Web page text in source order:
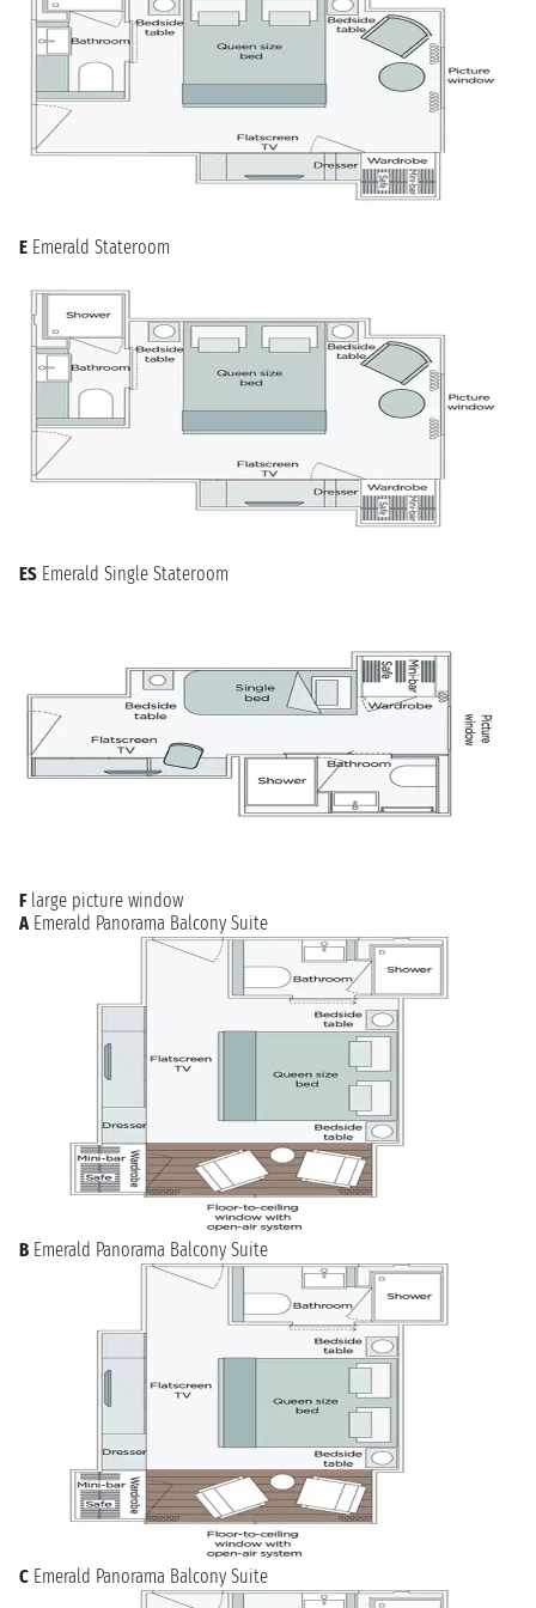
E Emerald Stateroom
ES Emerald Single Stateroom
F large picture window
A Emerald Panorama Balcony Suite
B Emerald Panorama Balcony Suite
C Emerald Panorama Balcony Suite